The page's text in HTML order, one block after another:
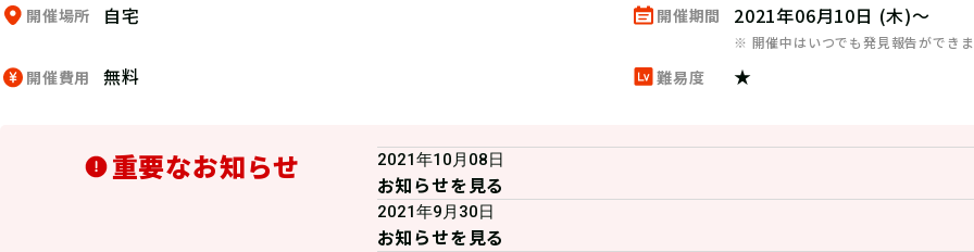
開催場所 自宅 開催期間 2021年06月10日 (木)～
※ 開催中はいつでも発見報告ができ
開催費用 無料 難易度 ★
重要なお知らせ 2021年10月08日
お知らせを見る
2021年9月30日
お知らせを見る